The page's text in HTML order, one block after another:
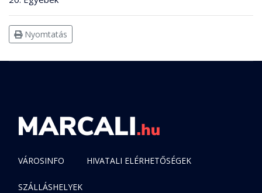
Nyomtatás
VÁROSINFO HIVATALI ELÉRHETŐSÉGEK
SZÁLLÁSHELYEK